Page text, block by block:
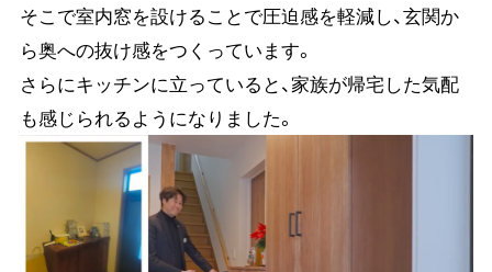
そこで室内窓を設けることで圧迫感を軽減し、玄関か
ら奥への抜け感をつくっています。
さらにキッチンに立っていると、家族が帰宅した気配
も感じられるようになりました。